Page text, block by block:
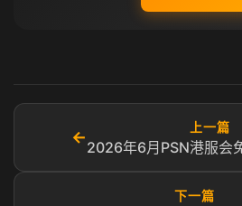
←
上一篇
2026年6月PSN港服会
下一篇